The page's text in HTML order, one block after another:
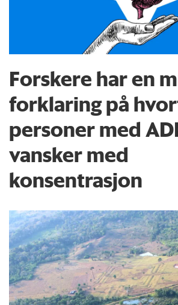
Forskere har en
forklaring på
personer med
vansker med
konsentrasjon